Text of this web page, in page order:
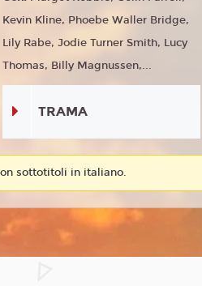
Kevin Kline, Phoebe Waller Bridge,
Lily Rabe, Jodie Turner Smith, Lucy
Thomas, Billy Magnussen,...
TRAMA
sottotitoli in italiano.